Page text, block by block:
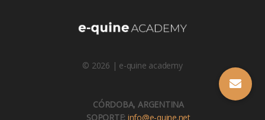
© 2026 | e-quine academy
CÓRDOBA, ARGENTINA
SOPORTE: info@e-quine.net